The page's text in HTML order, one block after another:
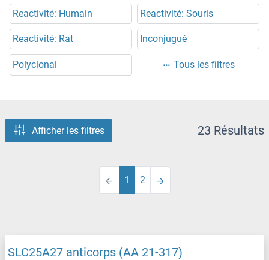
Reactivité: Humain
Reactivité: Souris
Reactivité: Rat Inconjugué
Polyclonal Tous les filtres
Afficher les filtres 23 Résultats
1 2
SLC25A27 anticorps (AA 21-317)